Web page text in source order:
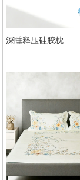
深睡释压硅胶枕